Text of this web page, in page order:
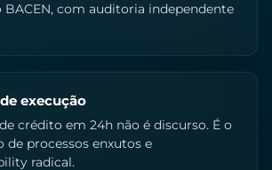
BACEN, com auditoria independente
execução
crédito em 24h não é discurso. É o
de processos enxutos e
radical.